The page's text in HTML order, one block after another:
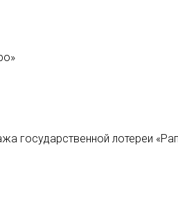
государственной лотереи